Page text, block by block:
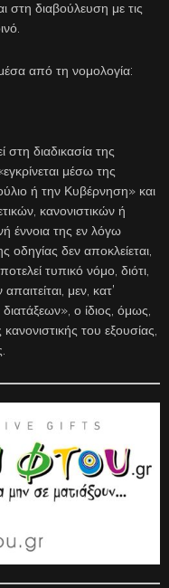
στη διαβούλευση με τις
από τη νομολογία:
διαδικασία της
μέσω της
ή την Κυβέρνηση» και
κανονιστικών ή
έννοια της εν λόγω
οδηγίας δεν αποκλείεται,
τυπικό νόμο, διότι,
μεν, κατ’
ο ίδιος, όμως,
του εξουσίας,